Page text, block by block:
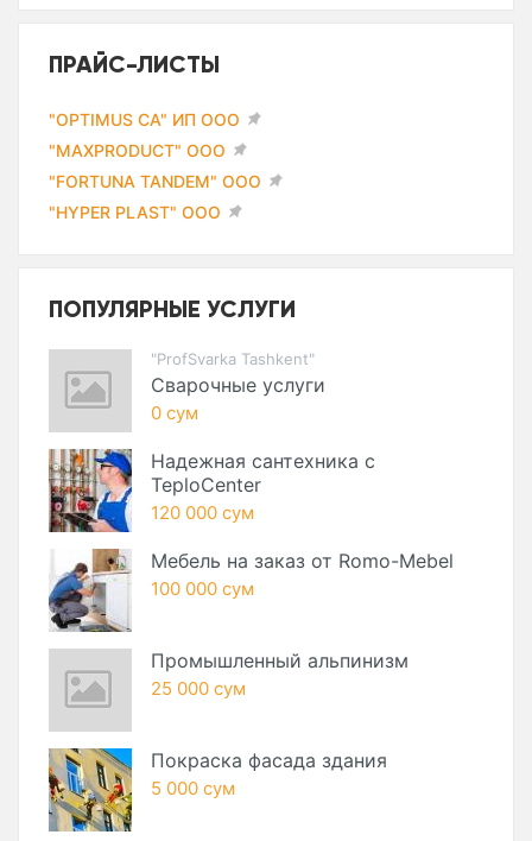
ПРАЙС-ЛИСТЫ
"OPTIMUS CA" ИП ООО
"MAXPRODUCT" ООО
"FORTUNA TANDEM" ООО
"HYPER PLAST" ООО
ПОПУЛЯРНЫЕ УСЛУГИ
"ProfSvarka Tashkent"
Сварочные услуги
0 сум
Надежная сантехника с
TeploCenter
120 000 сум
Мебель на заказ от Romo-Mebel
100 000 сум
Промышленный альпинизм
25 000 сум
Покраска фасада здания
5 000 сум